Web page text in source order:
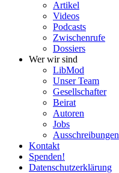
Artikel
Videos
Podcasts
Zwischenrufe
Dossiers
Wer wir sind
LibMod
Unser Team
Gesell­schafter
Beirat
Autoren
Jobs
Ausschrei­bungen
Kontakt
Spenden!
Daten­schutz­er­klärung